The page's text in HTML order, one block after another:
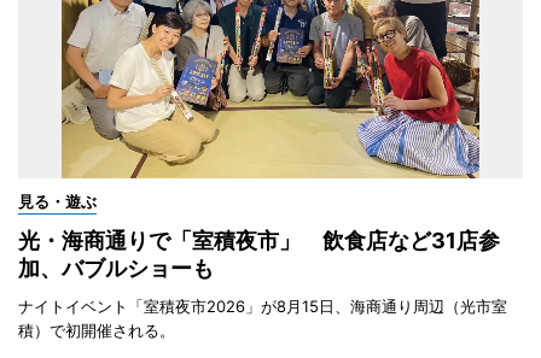
見る・遊ぶ
光・海商通りで「室積夜市」 飲食店など31店参
加、バブルショーも
ナイトイベント「室積夜市2026」が8月15日、海商通り周辺（光市室
積）で初開催される。